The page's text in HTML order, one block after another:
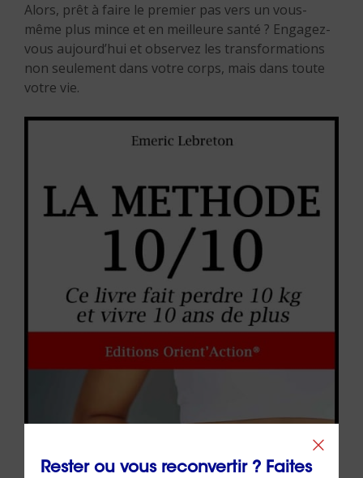
Alors, prêt à faire le premier pas vers un vous-
même plus mince et en meilleure santé ? Engagez-
vous aujourd’hui et observez les transformations
non seulement dans votre corps, mais dans toute
votre vie.
Rester ou vous reconvertir ? Faites